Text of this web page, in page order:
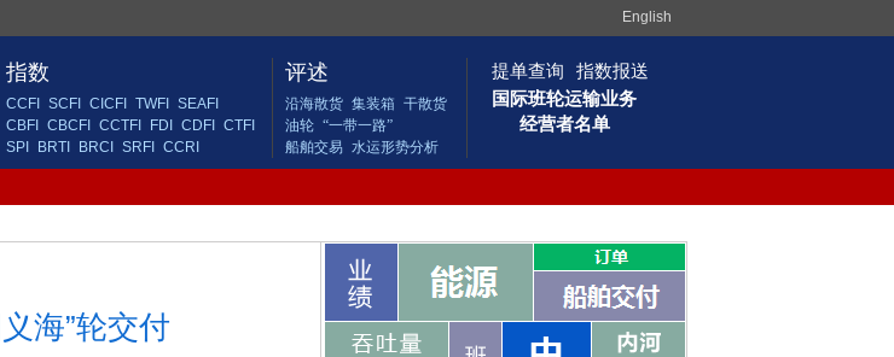
English
指数
CCFI SCFI CICFI TWFI
SEAFI
CBFI
CBCFI CCTFI FDI CDFI
CTFI
SPI
BRTI BRCI SRFI CCRI
评述
沿海散货 集装箱 干散货
油轮 “一带一路”
船舶交易 水运形势分析
提单查询
指数报送
国际班轮运输业务
经营者名单
海”轮交付